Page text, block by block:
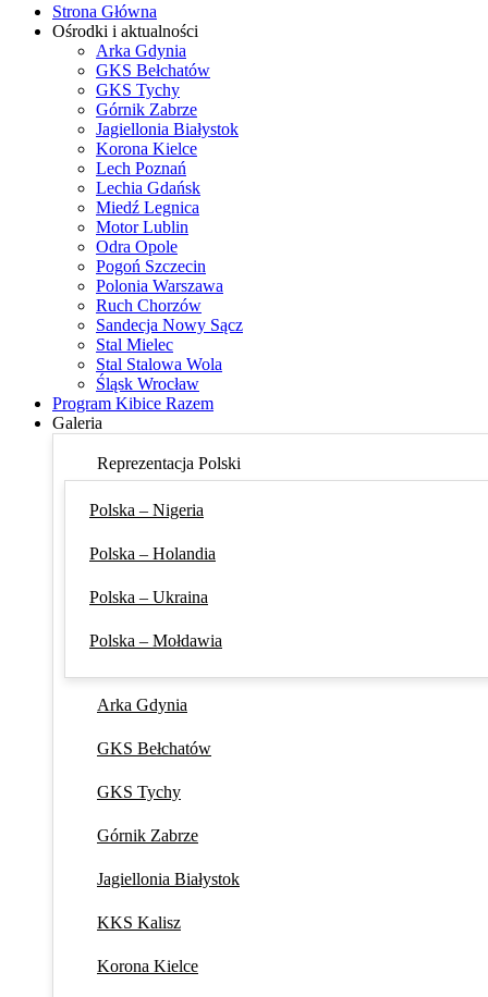
Strona Główna
Ośrodki i aktualności
Arka Gdynia
GKS Bełchatów
GKS Tychy
Górnik Zabrze
Jagiellonia Białystok
Korona Kielce
Lech Poznań
Lechia Gdańsk
Miedź Legnica
Motor Lublin
Odra Opole
Pogoń Szczecin
Polonia Warszawa
Ruch Chorzów
Sandecja Nowy Sącz
Stal Mielec
Stal Stalowa Wola
Śląsk Wrocław
Program Kibice Razem
Galeria
Reprezentacja Polski
Polska – Nigeria
Polska – Holandia
Polska – Ukraina
Polska – Mołdawia
Arka Gdynia
GKS Bełchatów
GKS Tychy
Górnik Zabrze
Jagiellonia Białystok
KKS Kalisz
Korona Kielce